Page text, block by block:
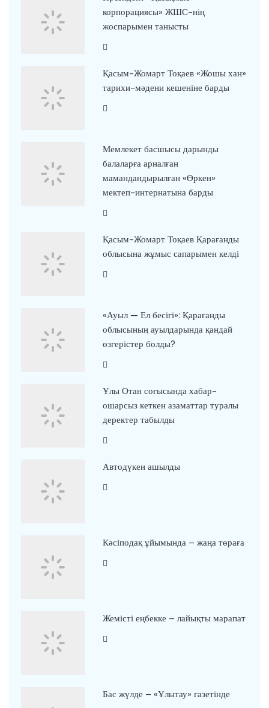
корпорациясы» ЖШС-нің
жоспарымен танысты
Қасым-Жомарт Тоқаев «Жошы хан»
тарихи-мәдени кешеніне барды
Мемлекет басшысы дарынды
балаларға арналған
мамандандырылған «Өркен»
мектеп-интернатына барды
Қасым-Жомарт Тоқаев Қарағанды
облысына жұмыс сапарымен келді
«Ауыл — Ел бесігі»: Қарағанды
облысының ауылдарында қандай
өзгерістер болды?
Ұлы Отан соғысында хабар-
ошарсыз кеткен азаматтар туралы
деректер табылды
Автодүкен ашылды
Кәсіподақ ұйымында – жаңа төраға
Жемісті еңбекке – лайықты марапат
Бас жүлде – «Ұлытау» газетінде